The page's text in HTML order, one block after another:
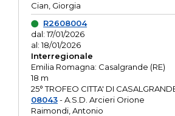
Cian, Giorgia
R2608004
dal: 17/01/2026
al: 18/01/2026
Interregionale
Emilia Romagna: Casalgrande (RE)
18 m
25° TROFEO CITTA' DI
08043- A.S.D. Arcieri Orione
Raimondi, Antonio